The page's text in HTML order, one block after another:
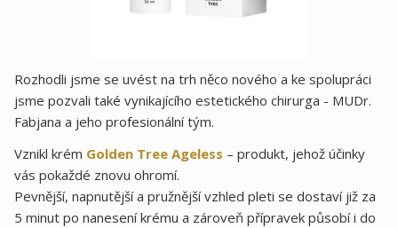
Rozhodli jsme se uvést na trh něco nového a ke spolupráci
jsme pozvali také vynikajícího estetického chirurga - MUDr.
Fabjana a jeho profesionální tým.
Vznikl krém Golden Tree Ageless – produkt, jehož účinky
vás pokaždé znovu ohromí.
Pevnější, napnutější a pružnější vzhled pleti se dostaví již za
5 minut po nanesení krému a zároveň přípravek působí i do